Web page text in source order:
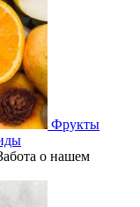
Фрукты
о нашем